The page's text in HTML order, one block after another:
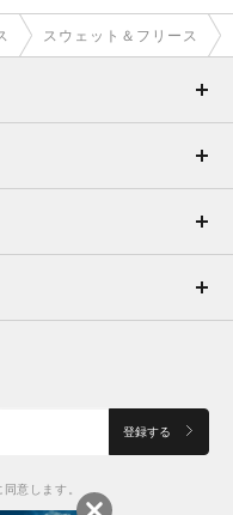
スウェット＆フリース
登録する
同意します。